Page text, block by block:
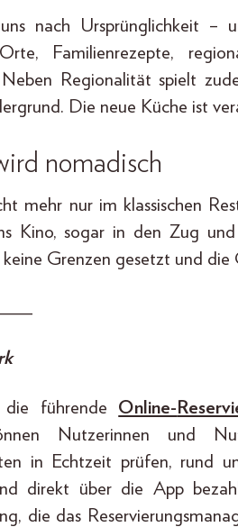
nach Ursprünglichkeit –
Familienrezepte,
Regionalität spielt
Die neue Küche ist
nomadisch
mehr nur im klassischen
Kino, sogar in den Zug
keine Grenzen gesetzt und
führende Online-
Nutzerinnen und
in Echtzeit prüfen, rund
direkt über die App
die das